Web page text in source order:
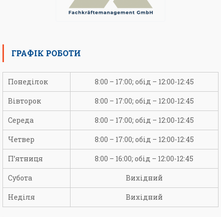
ГРАФІК РОБОТИ
Понеділок 8:00 – 17:00; обід – 12:00-12:45
Вівторок 8:00 – 17:00; обід – 12:00-12:45
Середа 8:00 – 17:00; обід – 12:00-12:45
Четвер 8:00 – 17:00; обід – 12:00-12:45
П’ятниця 8:00 – 16:00; обід – 12:00-12:45
Субота Вихідний
Неділя Вихідний